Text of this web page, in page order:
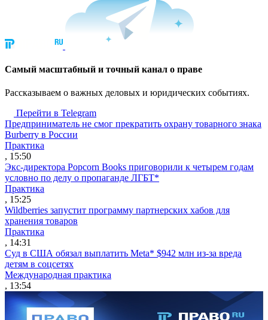
Cамый масштабный и точный канал о праве
Рассказываем о важных деловых и юридических событиях.
Перейти в Telegram
Предприниматель не смог прекратить охрану товарного знака
Burberry в России
Практика
, 15:50
Экс-директора Popcorn Books приговорили к четырем годам
условно по делу о пропаганде ЛГБТ*
Практика
, 15:25
Wildberries запустит программу партнерских хабов для
хранения товаров
Практика
, 14:31
Суд в США обязал выплатить Meta* $942 млн из-за вреда
детям в соцсетях
Международная практика
, 13:54